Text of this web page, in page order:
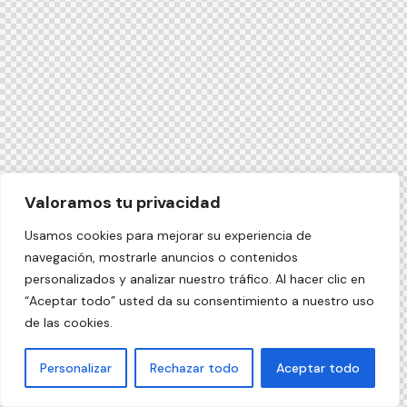
Valoramos tu privacidad
Usamos cookies para mejorar su experiencia de
navegación, mostrarle anuncios o contenidos
personalizados y analizar nuestro tráfico. Al hacer clic en
“Aceptar todo” usted da su consentimiento a nuestro uso
de las cookies.
Personalizar Rechazar todo Aceptar todo